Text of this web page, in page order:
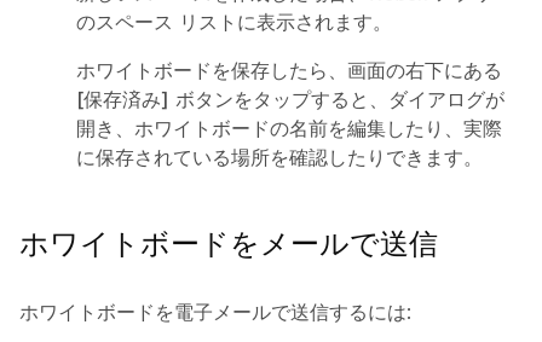
のスペース リストに表示されます。
ホワイトボードを保存したら、画面の右下にある
[保存済み] ボタンをタップすると、ダイアログが
開き、ホワイトボードの名前を編集したり、実際
に保存されている場所を確認したりできます。
ホワイトボードをメールで送信
ホワイトボードを電子メールで送信するには: